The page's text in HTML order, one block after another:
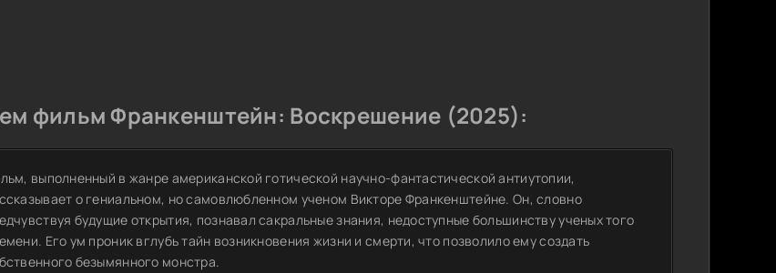
фильм Франкенштейн: Воскрешение (2025):
выполненный в жанре американской готической научно-фантастической антиутопии,
о гениальном, но самовлюбленном ученом Викторе Франкенштейне. Он, словно
будущие открытия, познавал сакральные знания, недоступные большинству ученых того
Его ум проник вглубь тайн возникновения жизни и смерти, что позволило ему создать
безымянного монстра.